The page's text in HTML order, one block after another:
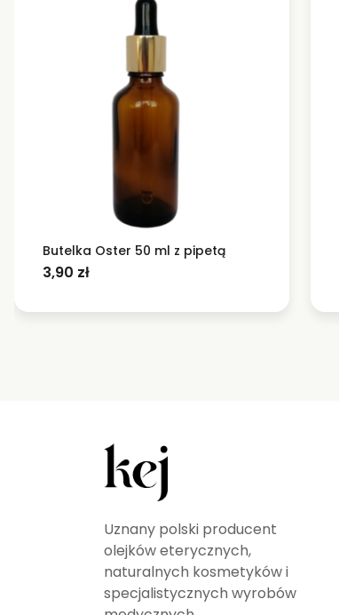
Butelka Oster 50 ml z pipetą
3,90 zł
Uznany polski producent
olejków eterycznych,
naturalnych kosmetyków i
specjalistycznych wyrobów